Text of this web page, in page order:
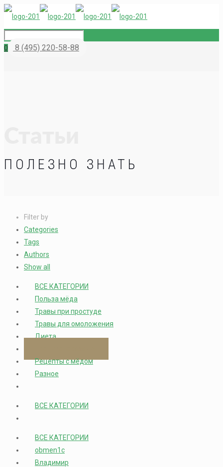
0 8 (495) 220-58-88
ПОЛЕЗНО ЗНАТЬ
Filter by
Categories
Tags
Authors
Show all
ВСЕ КАТЕГОРИИ
Польза мёда
Травы при простуде
Травы для омоложения
Диета
Рецепты с мёдом
Разное
ВСЕ КАТЕГОРИИ
ВСЕ КАТЕГОРИИ
obmen1c
Владимир